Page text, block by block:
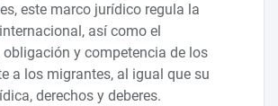
este marco jurídico regula la
así como el
y competencia de los
a los migrantes, al igual que su
derechos y deberes.